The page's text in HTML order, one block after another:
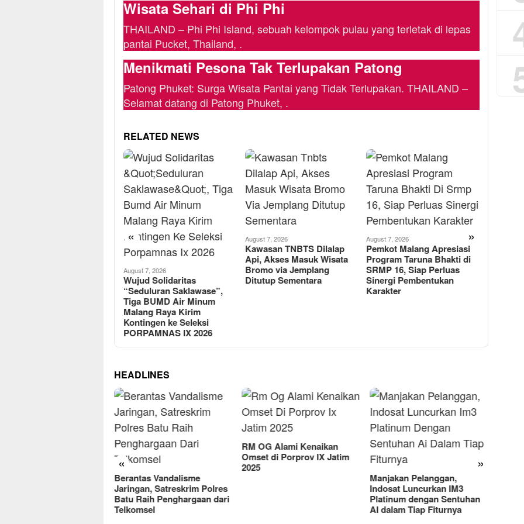
Wisata Sehari di Phi Phi
THAILAND – Phi Phi Island, sebuah kelompok pulau yang terletak di lepas
pantai Pucket, Thailand, .
Menikmati Pesona Tak Terlupakan Patong
Patong Phuket: Surga Wisata Pantai yang Tidak Terlupakan. THAILAND –
Selamat datang di Patong Phuket, .
RELATED NEWS
« »
August 7, 2026
Wujud Solidaritas
“Seduluran Saklawase”,
Tiga BUMD Air Minum
Malang Raya Kirim
Kontingen ke Seleksi
PORPAMNAS IX 2026
August 7, 2026
Kawasan TNBTS Dilalap
Api, Akses Masuk Wisata
Bromo via Jemplang
Ditutup Sementara
August 7, 2026
Pemkot Malang Apresiasi
Program Taruna Bhakti di
SRMP 16, Siap Perluas
Sinergi Pembentukan
Karakter
HEADLINES
« »
Berantas Vandalisme
Jaringan, Satreskrim Polres
Batu Raih Penghargaan dari
Telkomsel
RM OG Alami Kenaikan
Omset di Porprov IX Jatim
2025
Manjakan Pelanggan,
Indosat Luncurkan IM3
Platinum dengan Sentuhan
AI dalam Tiap Fiturnya